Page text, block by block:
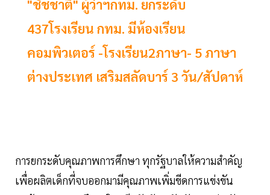
"ชัชชาติ" ผู้ว่าฯกทม. ยกระดับ
437โรงเรียน กทม. มีห้องเรียน
คอมพิวเตอร์ -โรงเรียน2ภาษา- 5 ภาษา
ต่างประเทศ เสริมสลัดบาร์ 3 วัน/สัปดาห์
การยกระดับคุณภาพการศึกษา ทุกรัฐบาลให้ความสำคัญ
เพื่อผลิตเด็กที่จบออกมามีคุณภาพเพิ่มขีดการแข่งขัน